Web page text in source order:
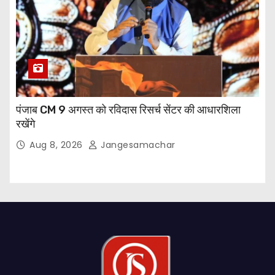
पंजाब CM 9 अगस्त को रविदास रिसर्च सेंटर की आधारशिला
रखेंगे
Aug 8, 2026 Jangesamachar